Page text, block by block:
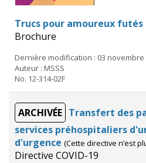
Trucs pour amoureux futés
Brochure
Dernière modification : 03 novembre
Auteur : MSSS
No. 12-314-02F
ARCHIVÉE Transfert des
services préhospitaliers
d'urgence (Cette directive n’est
Directive COVID-19